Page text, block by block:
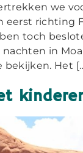
we
eerst richting
toch
nachten in
bekijken. Het